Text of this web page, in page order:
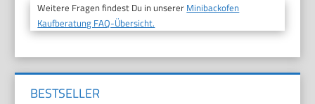
Weitere Fragen findest Du in unserer Minibackofen
Kaufberatung FAQ-Übersicht.
BESTSELLER